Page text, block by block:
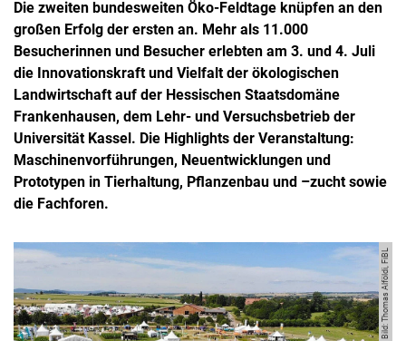
Die zweiten bundesweiten Öko-Feldtage knüpfen an den
großen Erfolg der ersten an. Mehr als 11.000
Besucherinnen und Besucher erlebten am 3. und 4. Juli
die Innovationskraft und Vielfalt der ökologischen
Landwirtschaft auf der Hessischen Staatsdomäne
Frankenhausen, dem Lehr- und Versuchsbetrieb der
Universität Kassel. Die Highlights der Veranstaltung:
Maschinenvorführungen, Neuentwicklungen und
Prototypen in Tierhaltung, Pflanzenbau und –zucht sowie
die Fachforen.
Bild: Thomas Alföldi, FiBL